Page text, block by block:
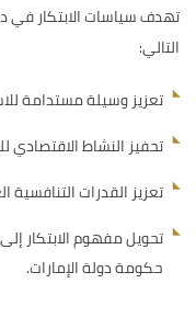
تهدف سياسات الابتكار في
التالي:
تعزيز وسيلة مستدامة
تحفيز النشاط الاقتصادي
تعزيز القدرات التنافسية
تحويل مفهوم الابتكار
حكومة دولة الإمارات.